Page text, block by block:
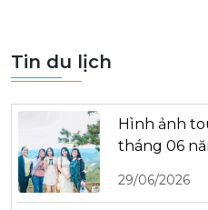
Tin du lịch
Hình ảnh
tháng 06
29/06/2026